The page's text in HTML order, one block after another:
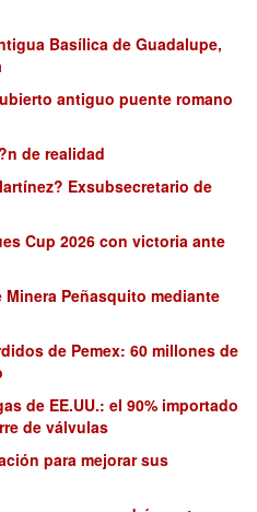
Basílica de Guadalupe,
antiguo puente romano
de realidad
Exsubsecretario de
Cup 2026 con victoria ante
Peñasquito mediante
de Pemex: 60 millones de
de EE.UU.: el 90% importado
de válvulas
para mejorar sus